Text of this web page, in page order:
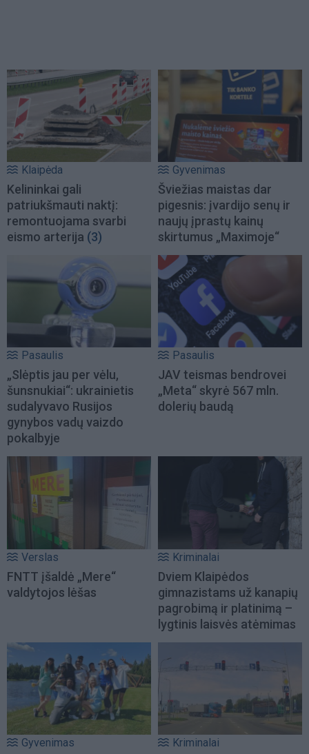
Klaipėda
Kelininkai gali
patriukšmauti naktį:
remontuojama svarbi
eismo arterija (3)
Gyvenimas
Šviežias maistas dar
pigesnis: įvardijo senų ir
naujų įprastų kainų
skirtumus „Maximoje“
Pasaulis
„Slėptis jau per vėlu,
šunsnukiai“: ukrainietis
sudalyvavo Rusijos
gynybos vadų vaizdo
pokalbyje
Pasaulis
JAV teismas bendrovei
„Meta“ skyrė 567 mln.
dolerių baudą
Verslas
FNTT įšaldė „Mere“
valdytojos lėšas
Kriminalai
Dviem Klaipėdos
gimnazistams už kanapių
pagrobimą ir platinimą –
lygtinis laisvės atėmimas
Gyvenimas Kriminalai